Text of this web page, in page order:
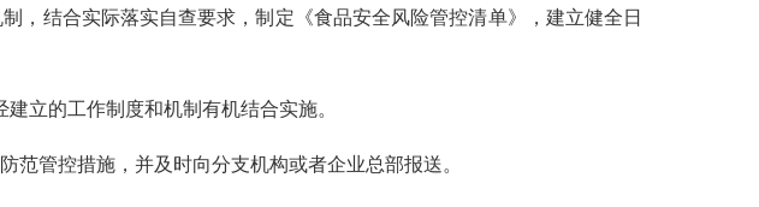
结合实际落实自查要求，制定《食品安全风险管控清单》，建立健全日
立的工作制度和机制有机结合实施。
管控措施，并及时向分支机构或者企业总部报送。